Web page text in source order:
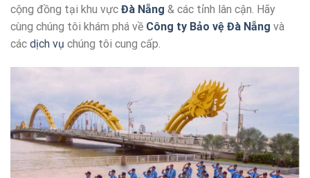
cộng đồng tại khu vực Đà Nẵng & các tỉnh lân cận. Hãy
cùng chúng tôi khám phá về Công ty Bảo vệ Đà Nẵng và
các dịch vụ chúng tôi cung cấp.